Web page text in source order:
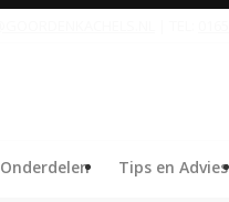
Onderdelen Tips en Advies